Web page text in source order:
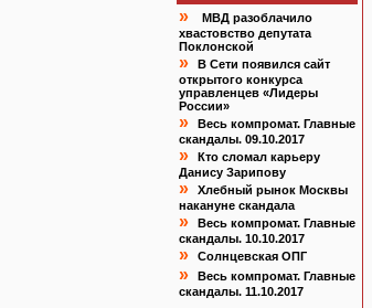
»
МВД разоблачило
хвастовство депутата
Поклонской
»
В Сети появился сайт
открытого конкурса
управленцев «Лидеры
России»
»
Весь компромат. Главные
скандалы. 09.10.2017
»
Кто сломал карьеру
Данису Зарипову
»
Хлебный рынок Москвы
накануне скандала
»
Весь компромат. Главные
скандалы. 10.10.2017
» Солнцевская ОПГ
»
Весь компромат. Главные
скандалы. 11.10.2017